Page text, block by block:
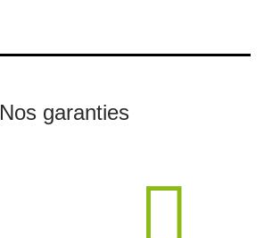
Nos garanties